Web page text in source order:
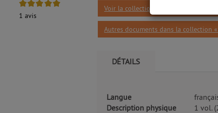
5/5
1 avis
Voir la collection «Médium (Paris.
Autres documents dans la collection
DÉTAILS
Langue
Description physique
1 vol.